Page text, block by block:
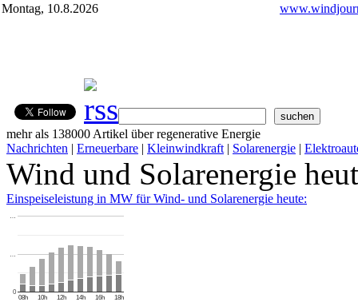
Montag, 10.8.2026
mehr als 138000 Artikel über regenerative Energie
Nachrichten | Erneuerbare | Kleinwindkraft | Solarenergie |
Wind und Solarenergie
Einspeiseleistung in MW für Wind- und Solarenergie heute:
08h 10h 12h 14h 16h 18h
0
…
…